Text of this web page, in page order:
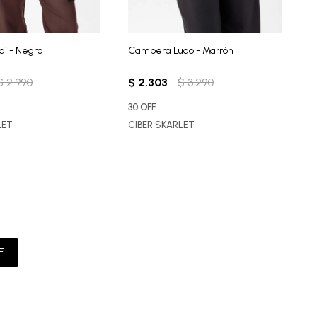
- Negro
2.990
Campera Ludo - Marrón
$ 2.303 $ 3.290
30 OFF
CIBER SKARLET